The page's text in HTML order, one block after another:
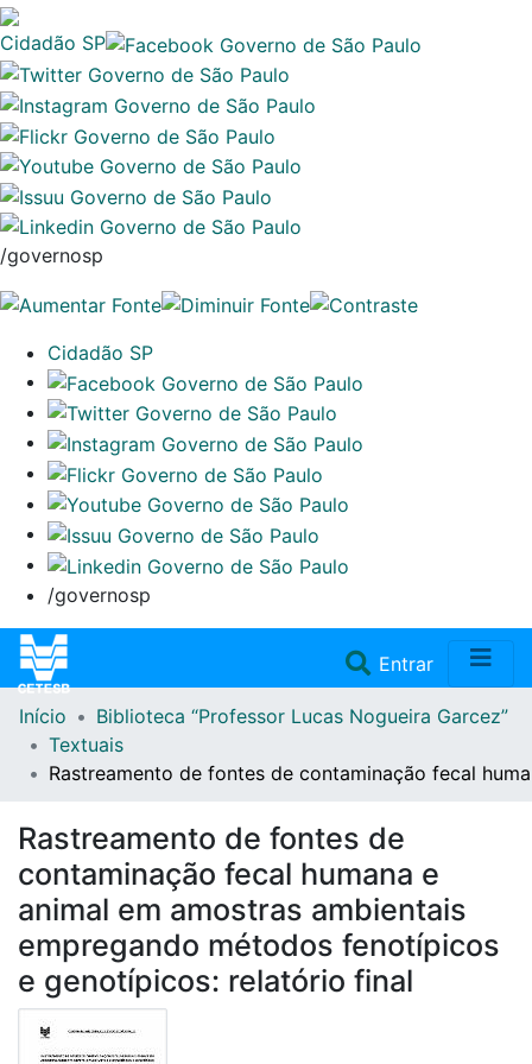
Cidadão SP
/governosp
Cidadão SP
/governosp
Entrar(current)
Home
Repositório
Doações/Aquisições
Fale Conosco
Início
Biblioteca “Professor Lucas Nogueira Garcez”
Textuais
Rastreamento de fontes de contaminação fecal
Rastreamento de fontes de
contaminação fecal humana e
animal em amostras ambientais
empregando métodos fenotípicos
e genotípicos: relatório final